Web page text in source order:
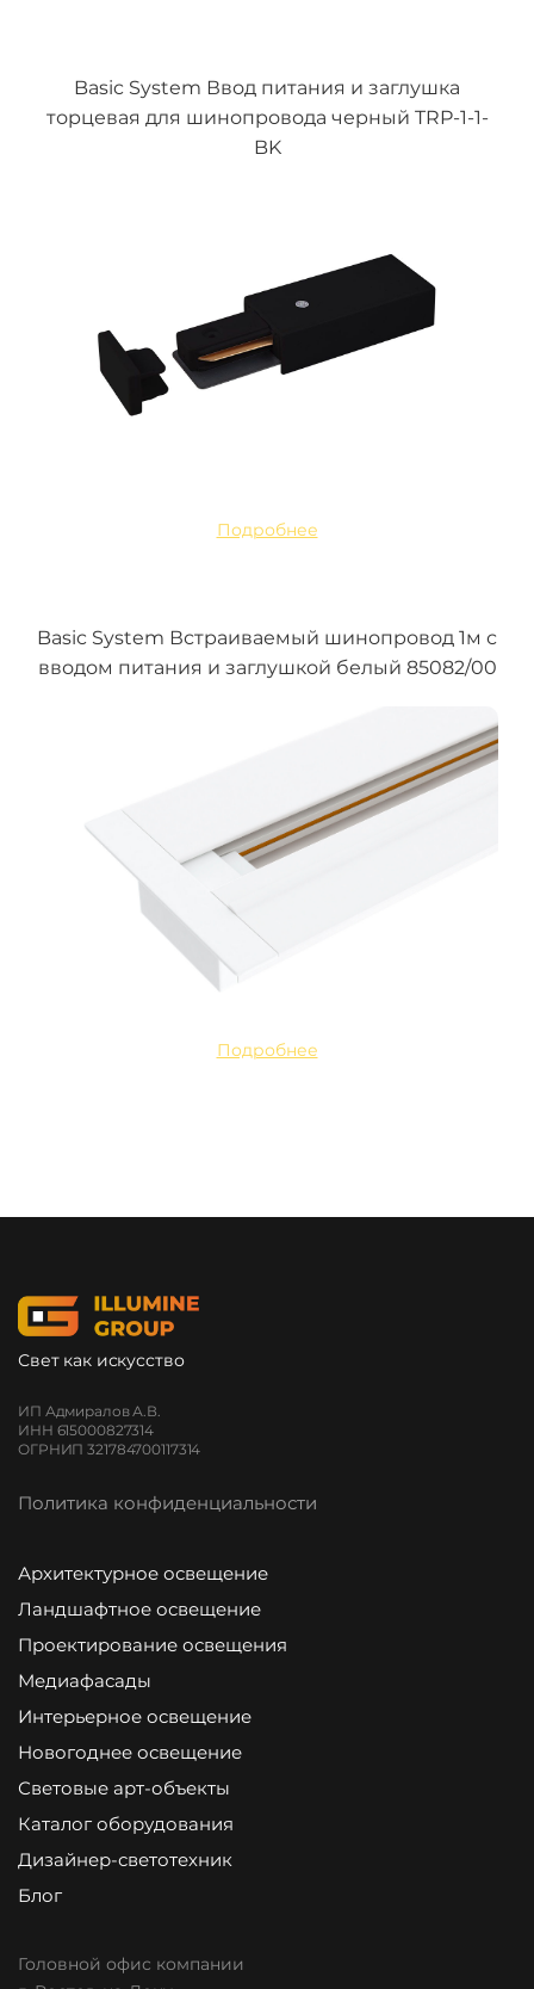
Basic System Ввод питания и заглушка
торцевая для шинопровода черный TRP-1-1-
BK
Подробнее
Basic System Встраиваемый шинопровод 1м с
вводом питания и заглушкой белый 85082/00
Подробнее
Свет как искусство
ИП Адмиралов А.В.
ИНН 615000827314
ОГРНИП 321784700117314
Политика конфиденциальности
Архитектурное освещение
Ландшафтное освещение
Проектирование освещения
Медиафасады
Интерьерное освещение
Новогоднее освещение
Световые арт-объекты
Каталог оборудования
Дизайнер-светотехник
Блог
Головной офис компании